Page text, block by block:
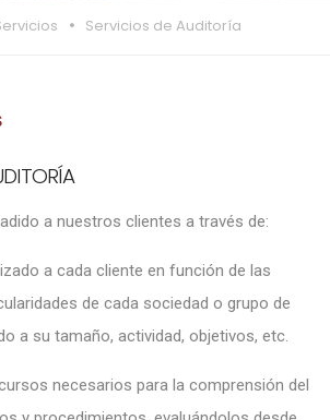
Servicios de Auditoría
a nuestros clientes a través de:
a cada cliente en función de las
de cada sociedad o grupo de
a su tamaño, actividad, objetivos, etc.
necesarios para la comprensión del